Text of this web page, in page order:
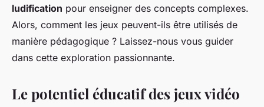
ludification pour enseigner des concepts complexes.
Alors, comment les jeux peuvent-ils être utilisés de
manière pédagogique ? Laissez-nous vous guider
dans cette exploration passionnante.
Le potentiel éducatif des jeux vidéo